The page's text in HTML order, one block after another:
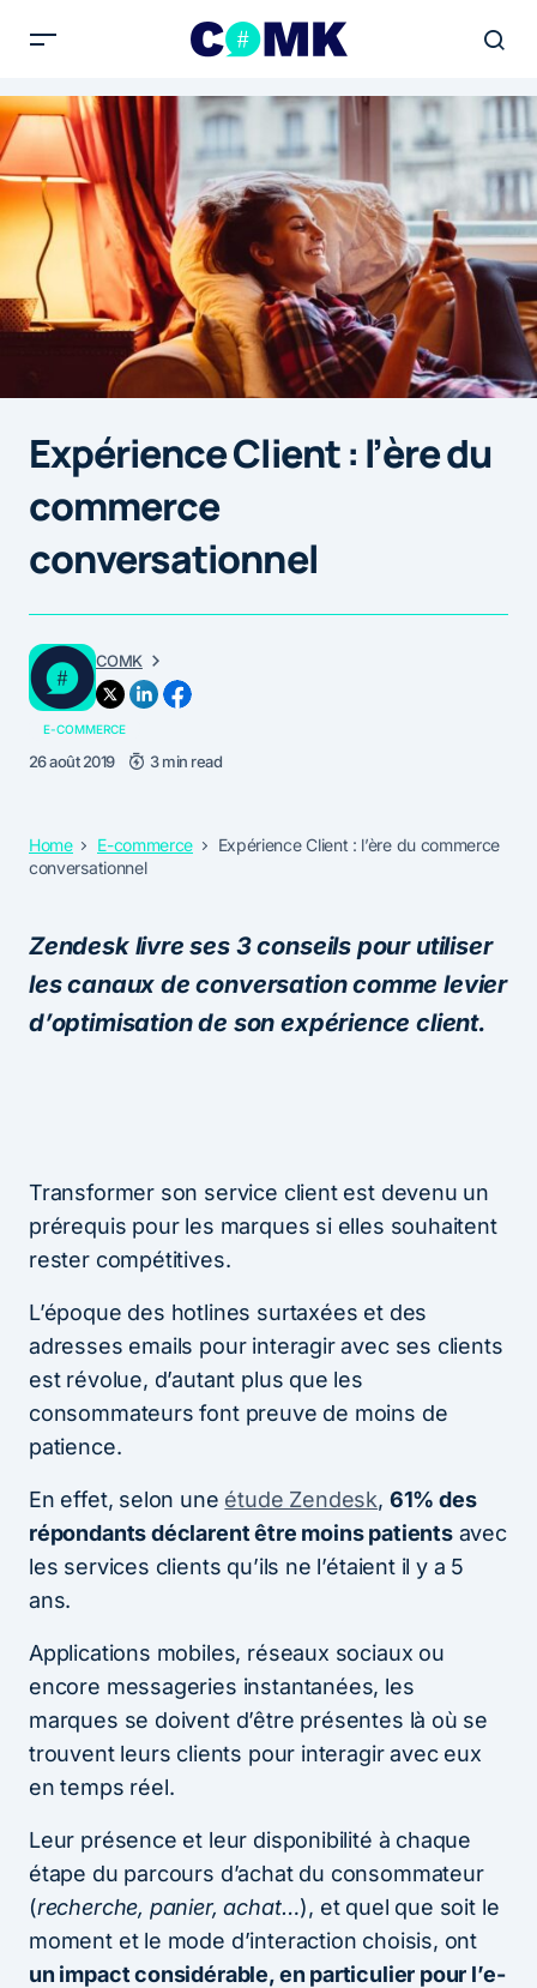
Expérience Client : l’ère du
commerce
conversationnel
COMK
E-COMMERCE
26 août 2019 3 min read
Home E-commerce
Expérience Client : l’ère du commerce
conversationnel
Zendesk livre ses 3 conseils pour utiliser
les canaux de conversation comme levier
d’optimisation de son expérience client.
Transformer son service client est devenu un
prérequis pour les marques si elles souhaitent
rester compétitives.
L’époque des hotlines surtaxées et des
adresses emails pour interagir avec ses clients
est révolue, d’autant plus que les
consommateurs font preuve de moins de
patience.
En effet, selon une étude Zendesk, 61% des
répondants déclarent être moins patientsavec
les services clients qu’ils ne l’étaient il y a 5
ans.
Applications mobiles, réseaux sociaux ou
encore messageries instantanées, les
marques se doivent d’être présentes là où se
trouvent leurs clients pour interagir avec eux
en temps réel.
Leur présence et leur disponibilité à chaque
étape du parcours d’achat du consommateur
(recherche, panier, achat…), et quel que soit le
moment et le mode d’interaction choisis, ont
un impact considérable, en particulier pour l’e-